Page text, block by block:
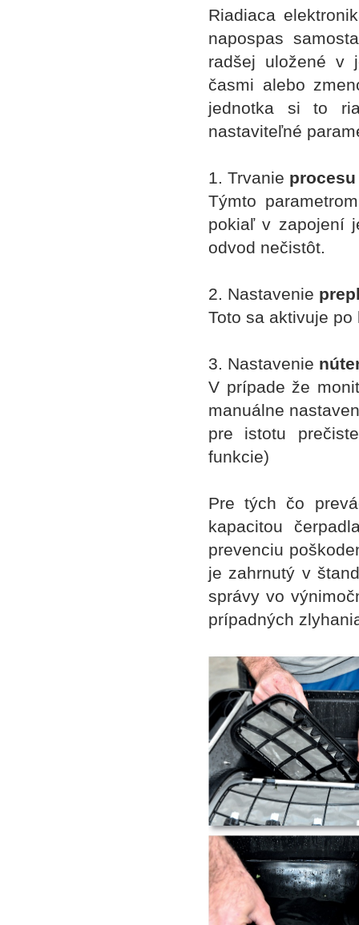
Riadiaca
napospas
radšej uložené v
časmi alebo
jednotka si to
nastaviteľné
1. Trvanie
Týmto
pokiaľ v zapojení
odvod nečistôt.
2. Nastavenie
Toto sa aktivuje
3. Nastavenie
V prípade že
manuálne
pre istotu
funkcie)
Pre tých čo
kapacitou
prevenciu
je zahrnutý v
správy vo
prípadných